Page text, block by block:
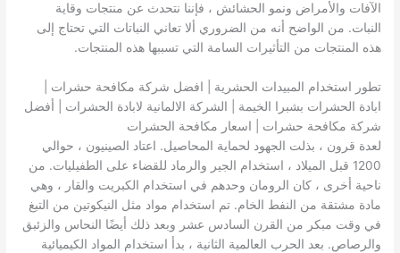
الآفات والأمراض ونمو الحشائش ، فإننا نتحدث عن منتجات وقاية
النبات. من الواضح أنه من الضروري ألا تعاني النباتات التي تحتاج إلى
هذه المنتجات من التأثيرات السامة التي تسببها هذه المنتجات.
تطور استخدام المبيدات الحشرية | افضل شركة مكافحة حشرات |
ابادة الحشرات بشبرا الخيمة | الشركة الالمانية لابادة الحشرات | أفضل
شركة مكافحة حشرات | اسعار مكافحة الحشرات
لعدة قرون ، بذلت الجهود لحماية المحاصيل. اعتاد الصينيون ، حوالي
1200 قبل الميلاد ، استخدام الجير والرماد للقضاء على الطفيليات. من
ناحية أخرى ، كان الرومان وحدهم في استخدام الكبريت والقار ، وهي
مادة مشتقة من النفط الخام. تم استخدام مواد مثل النيكوتين من التبغ
في وقت مبكر من القرن السادس عشر وبعد ذلك أيضًا النحاس والزئبق
والرصاص. بعد الحرب العالمية الثانية ، بدأ استخدام المواد الكيميائية